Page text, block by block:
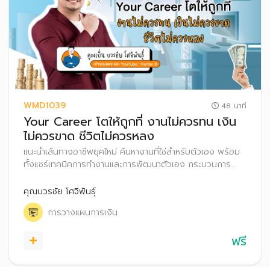
WMD1039 48 นาที
Your Career โตให้ถูกที่ งานไม่ควรทน เงิน
ไม่ควรขาด ชีวิตไม่ควรหลง
แนะนำเส้นทางอาชีพยุคใหม่ ค้นหางานที่ใช่สำหรับตัวเอง พร้อม
ทั้งแชร์เทคนิคการทำงานและการพัฒนาตัวเอง กระบวนการ
เรื่องการวางแผนภาษีและสิทธิประโยชน์ที่มนุษย์เงินควรรู้
คุณบวรชัย โศจิพันธุ์
การวางแผนการเงิน
ฟรี